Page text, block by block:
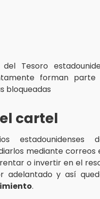
Tesoro
forman
bloqueadas
cartel
estadounidenses
mediante correos
o invertir en el
adelantado y así
.